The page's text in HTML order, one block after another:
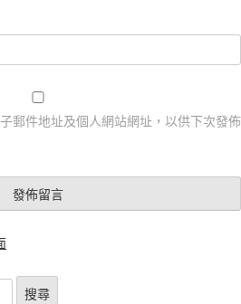
郵件地址及個人網站網址，以供下次發佈